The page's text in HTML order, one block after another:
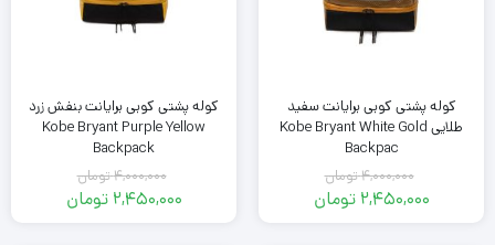
کوله پشتی کوبی برایانت سفید
طلایی Kobe Bryant White Gold
Backpac
4,000,000تومان
قیمت2,450,000 تومان
کوله پشتی کوبی برایانت بنفش زرد
Kobe Bryant Purple Yellow
Backpack
4,000,000تومان
قیمت2,450,000 تومان